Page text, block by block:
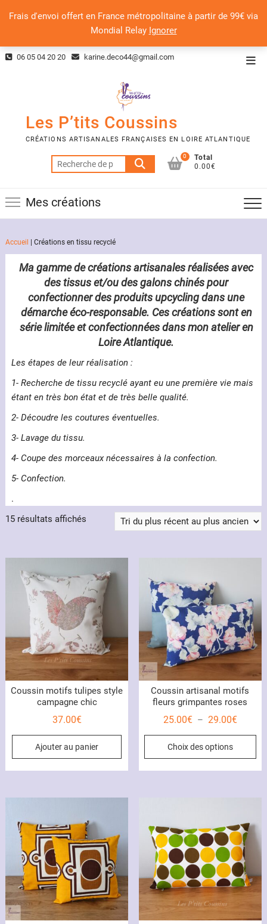
Frais d'envoi offert en France métropolitaine à partir de 99€ via
Mondial Relay Ignorer
Skip 06 05 04 20 20 karine.deco44@gmail.com
Les P’tits Coussins
CRÉATIONS ARTISANALES FRANÇAISES EN LOIRE ATLANTIQUE
Recherche
pour :
0
Total
0.00€
Mes créations
Accueil Créations en tissu recyclé
Ma gamme de créations artisanales réalisées avec
des tissus et/ou des galons chinés pour
confectionner des produits upcycling dans une
démarche éco-responsable. Ces créations sont en
série limitée et confectionnées dans mon atelier en
Loire Atlantique.
Les étapes de leur réalisation :
1- Recherche de tissu recyclé ayant eu une première vie mais
étant en très bon état et de très belle qualité.
2- Découdre les coutures éventuelles.
3- Lavage du tissu.
4- Coupe des morceaux nécessaires à la confection.
5- Confection.
.
15 résultats affichésTrié
récent
au
plus
ancien
Coussin motifs tulipes style
campagne chic
37.00€
Ajouter au panier
Coussin artisanal motifs
fleurs grimpantes roses
25.00€ – 29.00€Plage
de
25.00€
Choix des options
Ce
la